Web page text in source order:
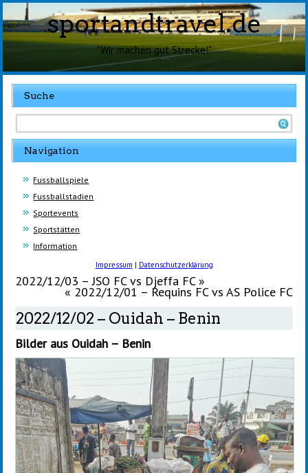
sportandtravel.de
"Wir machen gut Strecke!"
Suche
Navigation
Fussballspiele
Fussballstadien
Sportevents
Sportstätten
Information
Impressum | Datenschutzerklärung
2022/12/03 – JSO FC vs Djeffa FC»
« 2022/12/01 – Requins FC vs AS Police FC
2022/12/02 – Ouidah – Benin
Bilder aus Ouidah – Benin